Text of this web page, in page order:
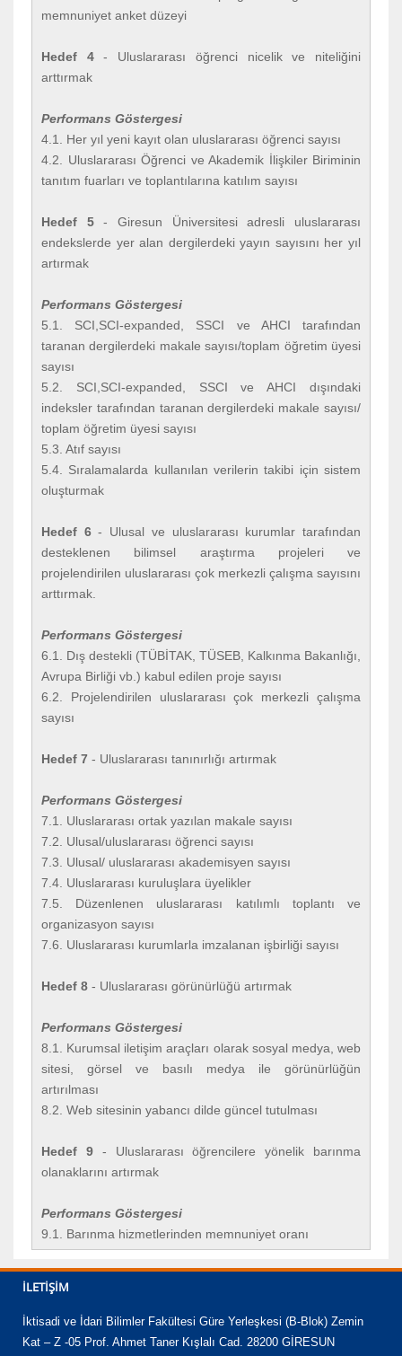
memnuniyet anket düzeyi
Hedef 4- Uluslararası öğrenci nicelik ve niteliğini
arttırmak
Performans Göstergesi
4.1. Her yıl yeni kayıt olan uluslararası öğrenci sayısı
4.2. Uluslararası Öğrenci ve Akademik İlişkiler Biriminin
tanıtım fuarları ve toplantılarına katılım sayısı
Hedef 5- Giresun Üniversitesi adresli uluslararası
endekslerde yer alan dergilerdeki yayın sayısını her yıl
artırmak
Performans Göstergesi
5.1. SCI,SCI-expanded, SSCI ve AHCI tarafından
taranan dergilerdeki makale sayısı/toplam öğretim üyesi
sayısı
5.2. SCI,SCI-expanded, SSCI ve AHCI dışındaki
indeksler tarafından taranan dergilerdeki makale sayısı/
toplam öğretim üyesi sayısı
5.3. Atıf sayısı
5.4. Sıralamalarda kullanılan verilerin takibi için sistem
oluşturmak
Hedef 6- Ulusal ve uluslararası kurumlar tarafından
desteklenen bilimsel araştırma projeleri ve
projelendirilen uluslararası çok merkezli çalışma sayısını
arttırmak.
Performans Göstergesi
6.1. Dış destekli (TÜBİTAK, TÜSEB, Kalkınma Bakanlığı,
Avrupa Birliği vb.) kabul edilen proje sayısı
6.2. Projelendirilen uluslararası çok merkezli çalışma
sayısı
Hedef 7 - Uluslararası tanınırlığı artırmak
Performans Göstergesi
7.1. Uluslararası ortak yazılan makale sayısı
7.2. Ulusal/uluslararası öğrenci sayısı
7.3. Ulusal/ uluslararası akademisyen sayısı
7.4. Uluslararası kuruluşlara üyelikler
7.5. Düzenlenen uluslararası katılımlı toplantı ve
organizasyon sayısı
7.6. Uluslararası kurumlarla imzalanan işbirliği sayısı
Hedef 8 - Uluslararası görünürlüğü artırmak
Performans Göstergesi
8.1. Kurumsal iletişim araçları olarak sosyal medya, web
sitesi, görsel ve basılı medya ile görünürlüğün
artırılması
8.2. Web sitesinin yabancı dilde güncel tutulması
Hedef 9- Uluslararası öğrencilere yönelik barınma
olanaklarını artırmak
Performans Göstergesi
9.1. Barınma hizmetlerinden memnuniyet oranı
İLETIŞIM
İktisadi ve İdari Bilimler Fakültesi Güre Yerleşkesi (B-Blok) Zemin
Kat – Z -05 Prof. Ahmet Taner Kışlalı Cad. 28200 GİRESUN